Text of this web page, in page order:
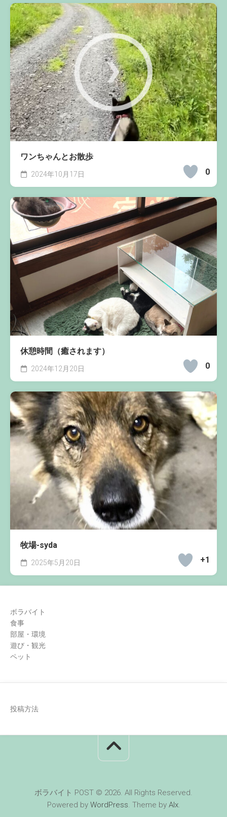
ワンちゃんとお散歩
0
2024年10月17日
休憩時間（癒されます）
0
2024年12月20日
牧場-syda
+1
2025年5月20日
ボラバイト
食事
部屋・環境
遊び・観光
ペット
投稿方法
ボラバイト POST © 2026. All Rights Reserved.
Powered by WordPress. Theme by Alx.